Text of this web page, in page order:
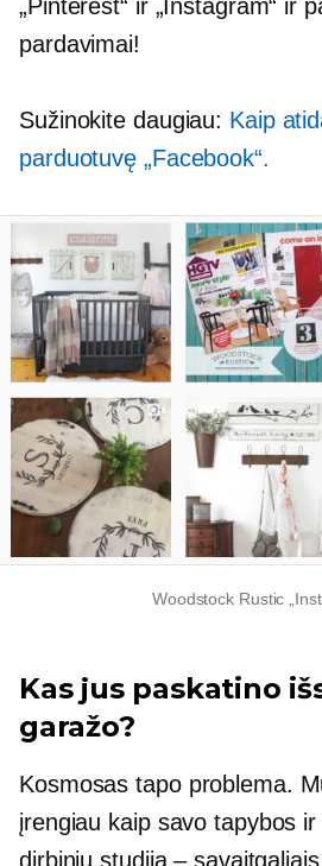
„Pinterest“ ir „Instagram“ ir
pardavimai!
Sužinokite daugiau: Kaip
parduotuvę „Facebook“.
Woodstock Rustic
Kas jus paskatino
garažo?
Kosmosas tapo problema.
įrengiau kaip savo tapybos
dirbinių studiją –